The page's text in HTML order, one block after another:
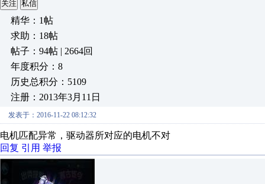
关注 私信
精华：1帖
求助：18帖
帖子：94帖 | 2664回
年度积分：8
历史总积分：5109
注册：2013年3月11日
发表于：2016-11-22 08:12:32
电机匹配异常，驱动器所对应的电机不对
回复 引用 举报